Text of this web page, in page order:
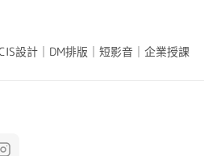
設計｜DM排版｜短影音｜企業授課